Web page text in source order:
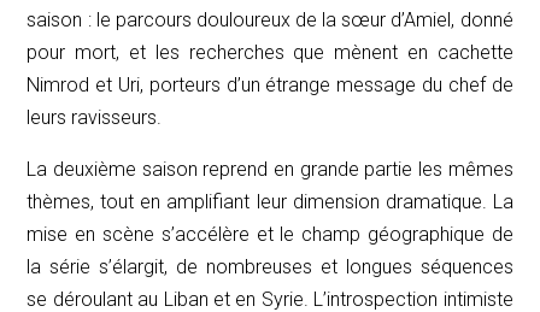
saison : le parcours douloureux de la sœur d’Amiel, donné
pour mort, et les recherches que mènent en cachette
Nimrod et Uri, porteurs d’un étrange message du chef de
leurs ravisseurs.
La deuxième saison reprend en grande partie les mêmes
thèmes, tout en amplifiant leur dimension dramatique. La
mise en scène s’accélère et le champ géographique de
la série s’élargit, de nombreuses et longues séquences
se déroulant au Liban et en Syrie. L’introspection intimiste